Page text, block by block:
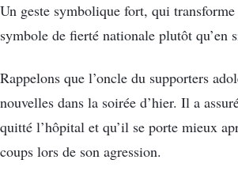
Un geste symbolique fort, qui
symbole de fierté nationale plutôt qu’en
Rappelons que l’oncle du supporters
nouvelles dans la soirée d’hier. Il a
quitté l’hôpital et qu’il se porte mieux
coups lors de son agression.